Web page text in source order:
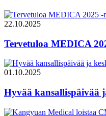
22.10.2025
Tervetuloa MEDICA
01.10.2025
Hyvää kansallispäivää